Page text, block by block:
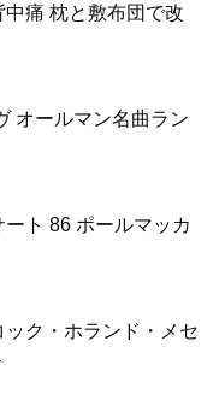
痛 枕と敷布団で改
オールマン名曲ラン
ト 86 ポールマッカ
ク・ホランド・メセ